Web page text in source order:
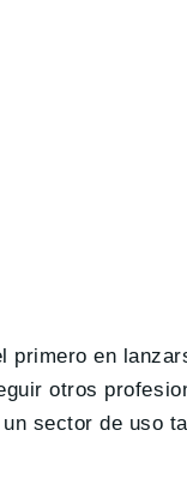
primero en
otros
sector de uso